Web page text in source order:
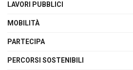
LAVORI PUBBLICI
MOBILITÀ
PARTECIPA
PERCORSI SOSTENIBILI